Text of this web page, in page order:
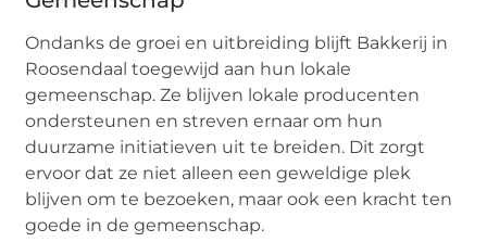
Ondanks de groei en uitbreiding blijft Bakkerij in
Roosendaal toegewijd aan hun lokale
gemeenschap. Ze blijven lokale producenten
ondersteunen en streven ernaar om hun
duurzame initiatieven uit te breiden. Dit zorgt
ervoor dat ze niet alleen een geweldige plek
blijven om te bezoeken, maar ook een kracht ten
goede in de gemeenschap.